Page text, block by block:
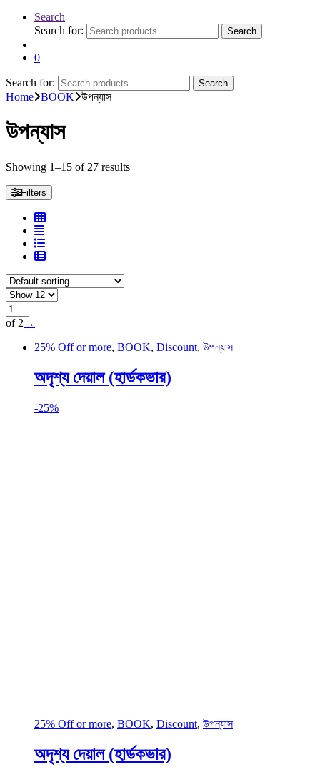
Search
Search for:
Search
0
Search for: Search
Home BOOK উপন্যাস
উপন্যাস
Showing 1–15 of 27 results
Filters
of 2 →
25% Off or more, BOOK, Discount, উপন্যাস
অদৃশ্য দেয়াল (হার্ডকভার)
-25%
25% Off or more, BOOK, Discount, উপন্যাস
অদৃশ্য দেয়াল (হার্ডকভার)